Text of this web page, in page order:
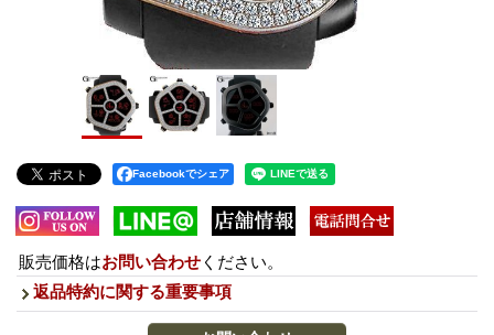
Facebookでシェア
販売価格はお問い合わせ ください。
返品特約に関する重要事項